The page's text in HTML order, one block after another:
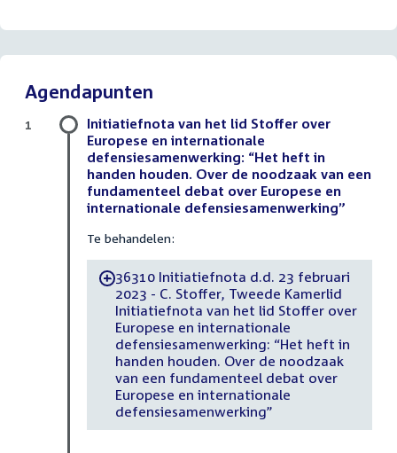
Agendapunten
Initiatiefnota van het lid Stoffer over
Europese en internationale
defensiesamenwerking: “Het heft in
handen houden. Over de noodzaak van een
fundamenteel debat over Europese en
internationale defensiesamenwerking”
Te behandelen:
-36310 Initiatiefnota d.d. 23 februari
2023 - C. Stoffer, Tweede Kamerlid
Initiatiefnota van het lid Stoffer over
Europese en internationale
defensiesamenwerking: “Het heft in
handen houden. Over de noodzaak
van een fundamenteel debat over
Europese en internationale
defensiesamenwerking”
1